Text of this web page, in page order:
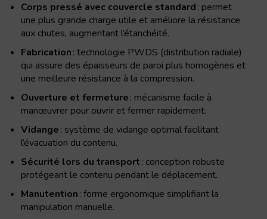
Corps pressé avec couvercle standard: permet
une plus grande charge utile et améliore la résistance
aux chutes, augmentant l’étanchéité.
Fabrication: technologie PWDS (distribution radiale)
qui assure des épaisseurs de paroi plus homogènes et
une meilleure résistance à la compression.
Ouverture et fermeture: mécanisme facile à
manœuvrer pour ouvrir et fermer rapidement.
Vidange: système de vidange optimal facilitant
l’évacuation du contenu.
Sécurité lors du transport: conception robuste
protégeant le contenu pendant le déplacement.
Manutention: forme ergonomique simplifiant la
manipulation manuelle.